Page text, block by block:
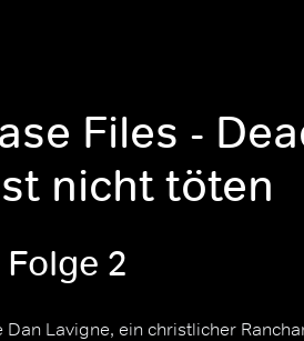
Files -
nicht töten
2
Lavigne, ein christlicher